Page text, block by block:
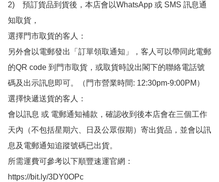
2)　預訂貨品到貨後，本店會以WhatsApp 或 SMS 訊息通
知取貨，
選擇門市取貨的客人：
另外會以電郵發出「訂單領取通知」，客人可以帶同此電郵
的QR code 到門市取貨，或取貨時說出閣下的聯絡電話號
碼及出示訊息即可。（門市營業時間: 12:30pm-9:00PM）
選擇快遞送貨的客人：
會以訊息 或 電郵通知補款，確認收到後本店會在三個工作
天內（不包括星期六、日及公眾假期）寄出貨品，並會以訊
息及電郵通知追蹤號碼已出貨。
所需運費可參考以下順豐速運官網：
https://bit.ly/3DY0OPc